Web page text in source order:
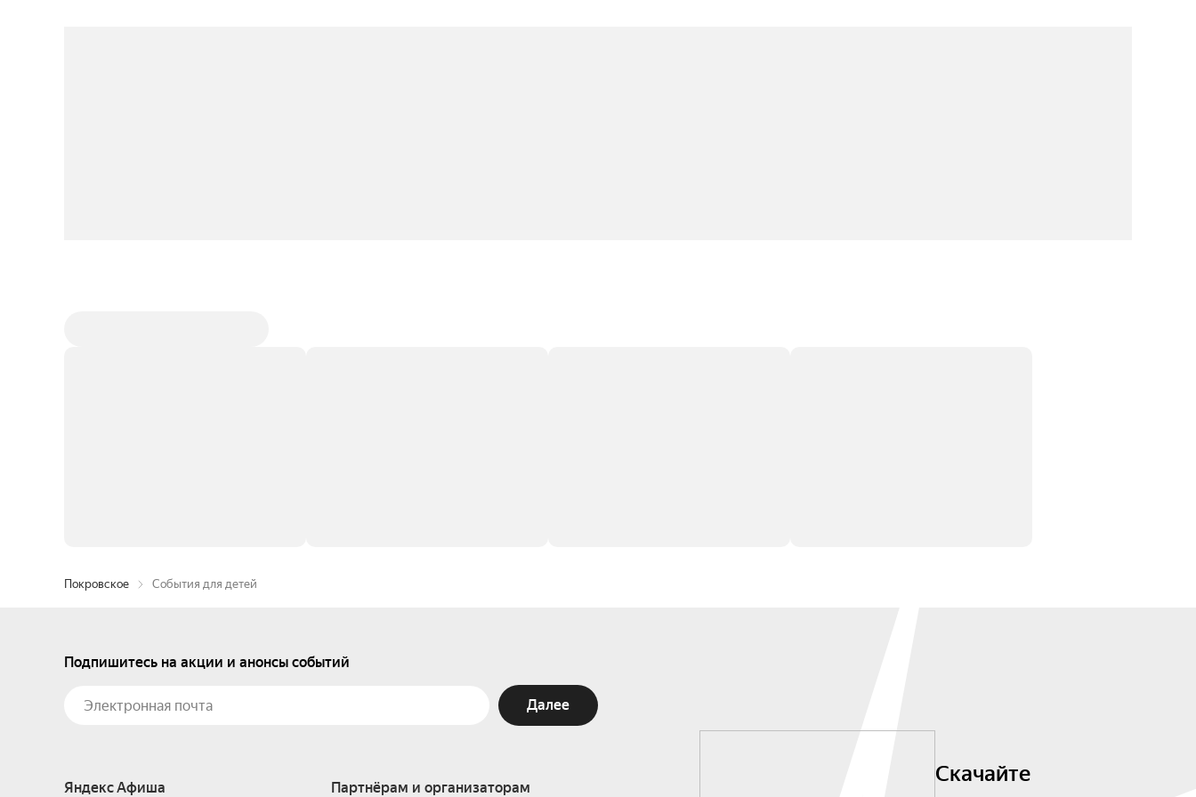
Покровское События для детей
Подпишитесь на акции и анонсы событий
Далее
Яндекс Афиша Партнёрам и организаторам
Скачайте